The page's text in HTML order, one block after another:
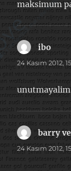
maksimum
ibodedi
ki:
24 Kasım 2012,
barry
24 Kasım 2012,